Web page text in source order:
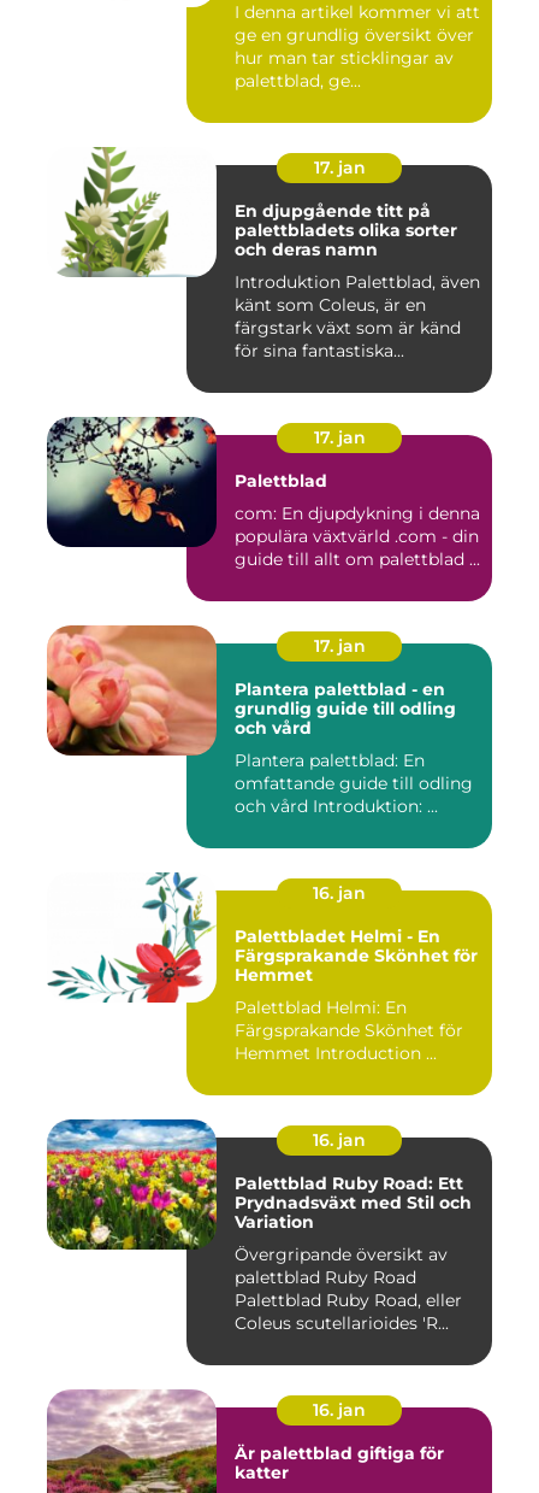
I denna artikel kommer vi att
ge en grundlig översikt över
hur man tar sticklingar av
palettblad, ge...
17. jan
En djupgående titt på
palettbladets olika sorter
och deras namn
Introduktion Palettblad, även
känt som Coleus, är en
färgstark växt som är känd
för sina fantastiska...
17. jan
Palettblad
com: En djupdykning i denna
populära växtvärld .com - din
guide till allt om palettblad ...
17. jan
Plantera palettblad - en
grundlig guide till odling
och vård
Plantera palettblad: En
omfattande guide till odling
och vård Introduktion: ...
16. jan
Palettbladet Helmi - En
Färgsprakande Skönhet för
Hemmet
Palettblad Helmi: En
Färgsprakande Skönhet för
Hemmet Introduction ...
16. jan
Palettblad Ruby Road: Ett
Prydnadsväxt med Stil och
Variation
Övergripande översikt av
palettblad Ruby Road
Palettblad Ruby Road, eller
Coleus scutellarioides 'R...
16. jan
Är palettblad giftiga för
katter